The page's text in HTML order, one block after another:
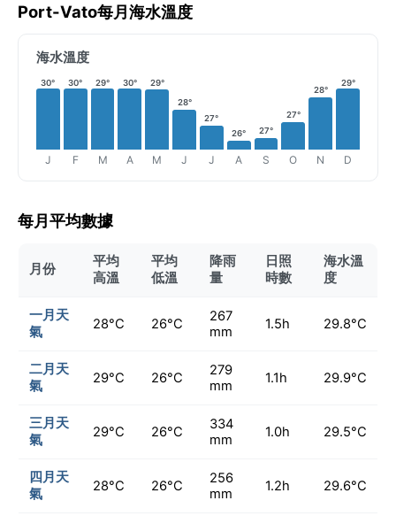
Port-Vato每月海水溫度
海水溫度
30°
J
30°
F
29°
M
30°
A
29°
M
28°
J
27°
J
26°
A
27°
S
27°
O
28°
N
29°
D
每月平均數據
月份
平均
高溫
平均
低溫
降雨
量
日照
時數
海水溫
度
一月天
氣
28°C 26°C
267
mm
1.5h 29.8°C
二月天
氣
29°C 26°C
279
mm
1.1h 29.9°C
三月天
氣
29°C 26°C
334
mm
1.0h 29.5°C
四月天
氣
28°C 26°C
256
mm
1.2h 29.6°C